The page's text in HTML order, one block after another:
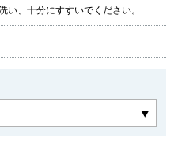
い、十分にすすいでください。